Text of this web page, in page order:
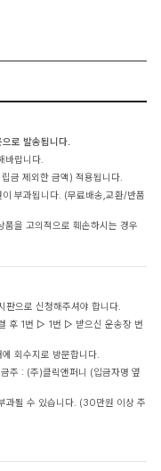
로 발송됩니다.
바랍니다.
금 제외한 금액) 적용됩니다.
부과됩니다. (무료배송,교환/반품
을 고의적으로 훼손하시는 경우
으로 신청해주셔야 합니다.
후 1번 ▷ 1번 ▷ 받으신 운송장 번
회수지로 방문합니다.
: (주)클릭앤퍼니 (입금자명 옆
과될 수 있습니다. (30만원 이상 주